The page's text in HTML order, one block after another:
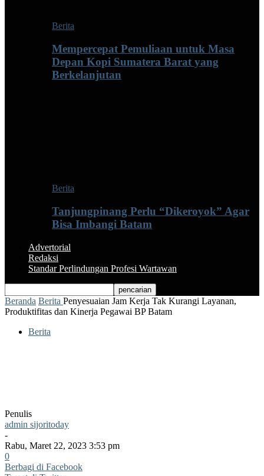
Berita
Mempercepat Pemuliaan untuk Masa
Depan Kopi Sumatera Barat yang
Berkelanjutan
Berita
Tanjungpinang Perlu “Dikeroyok” Agar
Bisa Imbangi Batam
Advertorial
Redaksi
Standar Perlindungan Profesi Wartawan
Beranda Berita Penyesuaian Jam Kerja Tak Kurangi Layanan,
Produktifitas dan Kinerja Pegawai BP Batam
Berita
Penulis
admin sijoritoday
-
Rabu, Maret 22, 2023 3:53 pm
0
Berbagi di Facebook